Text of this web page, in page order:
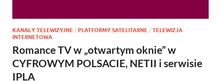
KANAŁY TELEWIZYJNE / PLATFORMY SATELITARNE / TELEWIZJA
INTERNETOWA
Romance TV w „otwartym oknie” w
CYFROWYM POLSACIE, NETII i serwisie
IPLA